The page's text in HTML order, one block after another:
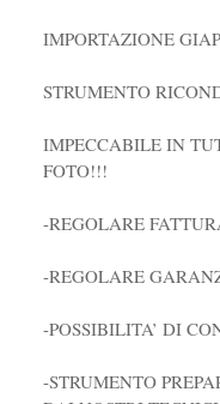
IMPORTAZIONE
STRUMENTO
IMPECCABILE IN
FOTO!!!
-REGOLARE
-REGOLARE
-POSSIBILITA’ DI
-STRUMENTO